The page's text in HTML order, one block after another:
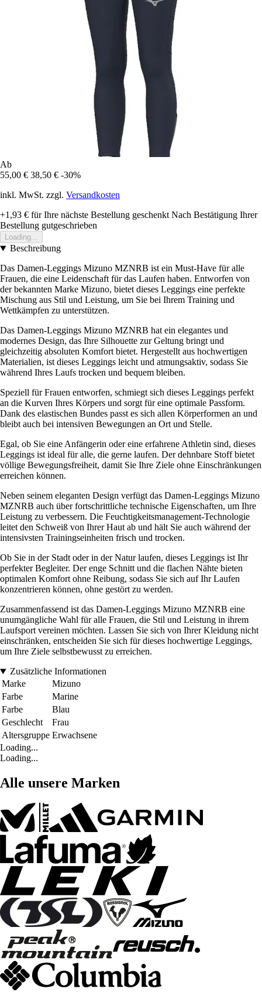
Ab
55,00 € 38,50 € -30%
inkl. MwSt. zzgl. Versandkosten
+1,93 € für Ihre nächste Bestellung geschenkt Nach Bestätigung Ihrer
Bestellung gutgeschrieben
Loading...
Beschreibung
Das Damen-Leggings Mizuno MZNRB ist ein Must-Have für alle
Frauen, die eine Leidenschaft für das Laufen haben. Entworfen von
der bekannten Marke Mizuno, bietet dieses Leggings eine perfekte
Mischung aus Stil und Leistung, um Sie bei Ihrem Training und
Wettkämpfen zu unterstützen.
Das Damen-Leggings Mizuno MZNRB hat ein elegantes und
modernes Design, das Ihre Silhouette zur Geltung bringt und
gleichzeitig absoluten Komfort bietet. Hergestellt aus hochwertigen
Materialien, ist dieses Leggings leicht und atmungsaktiv, sodass Sie
während Ihres Laufs trocken und bequem bleiben.
Speziell für Frauen entworfen, schmiegt sich dieses Leggings perfekt
an die Kurven Ihres Körpers und sorgt für eine optimale Passform.
Dank des elastischen Bundes passt es sich allen Körperformen an und
bleibt auch bei intensiven Bewegungen an Ort und Stelle.
Egal, ob Sie eine Anfängerin oder eine erfahrene Athletin sind, dieses
Leggings ist ideal für alle, die gerne laufen. Der dehnbare Stoff bietet
völlige Bewegungsfreiheit, damit Sie Ihre Ziele ohne Einschränkungen
erreichen können.
Neben seinem eleganten Design verfügt das Damen-Leggings Mizuno
MZNRB auch über fortschrittliche technische Eigenschaften, um Ihre
Leistung zu verbessern. Die Feuchtigkeitsmanagement-Technologie
leitet den Schweiß von Ihrer Haut ab und hält Sie auch während der
intensivsten Trainingseinheiten frisch und trocken.
Ob Sie in der Stadt oder in der Natur laufen, dieses Leggings ist Ihr
perfekter Begleiter. Der enge Schnitt und die flachen Nähte bieten
optimalen Komfort ohne Reibung, sodass Sie sich auf Ihr Laufen
konzentrieren können, ohne gestört zu werden.
Zusammenfassend ist das Damen-Leggings Mizuno MZNRB eine
unumgängliche Wahl für alle Frauen, die Stil und Leistung in ihrem
Laufsport vereinen möchten. Lassen Sie sich von Ihrer Kleidung nicht
einschränken, entscheiden Sie sich für dieses hochwertige Leggings,
um Ihre Ziele selbstbewusst zu erreichen.
Zusätzliche Informationen
Marke
Mizuno
Farbe
Marine
Farbe
Blau
Geschlecht
Frau
Altersgruppe Erwachsene
Loading...
Loading...
Alle unsere Marken